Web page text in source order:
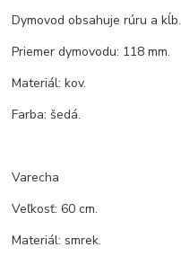
Dymovod obsahuje rúru a kĺb.
Priemer dymovodu: 118 mm.
Materiál: kov.
Farba: šedá.
Varecha
Veľkosť: 60 cm.
Materiál: smrek.